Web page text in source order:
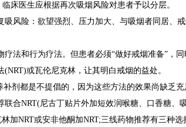
床医生应根据再次吸烟风险对患者予以分层。
风险：欲望强烈、压力加大、与吸烟者同居、戒
法和行为疗法。但患者必须“做好戒烟准备”，
或瓦伦尼克林，让其明白戒烟的益处。
剂都是不提倡的，因为这些方法的效果尚缺乏充
合NRT(尼古丁贴片外加短效润喉糖、口香糖、
加NRT或安非他酮加NRT;三线药物推荐有三种选